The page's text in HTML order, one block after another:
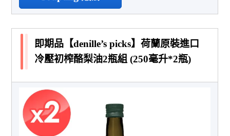
即期品【denille’s picks】荷蘭原裝進口
冷壓初榨酪梨油2瓶組 (250毫升*2瓶)